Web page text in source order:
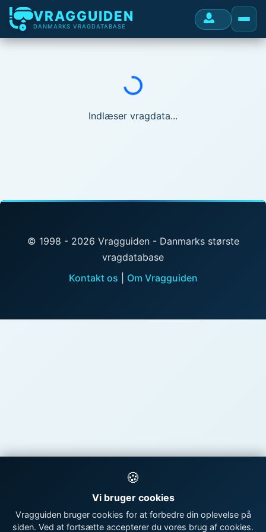
VRAGGUIDEN
DANMARKS VRAGDATABASE
Indlæser...
Indlæser vragdata...
© 1998 - 2026 Vragguiden - Danmarks største
vragdatabase
Kontakt os
Om Vragguiden
🍪
Vi bruger cookies
Vragguiden bruger cookies for at forbedre din oplevelse på
siden. Ved at fortsætte accepterer du vores brug af cookies.